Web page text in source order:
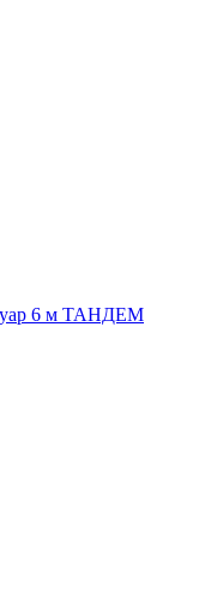
6 м ТАНДЕМ